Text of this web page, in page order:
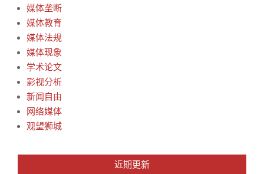
媒体垄断
媒体教育
媒体法规
媒体现象
学术论文
影视分析
新闻自由
网络媒体
观望狮城
近期更新